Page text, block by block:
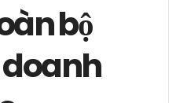
bộ
doanh